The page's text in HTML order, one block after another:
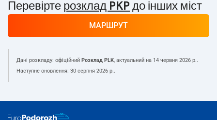
Перевірте розклад PKP до інших міст
МАРШРУТ
Дані розкладу: офіційний Розклад PLK, актуальний на 14 червня 2026 р..
Наступне оновлення: 30 серпня 2026 р..